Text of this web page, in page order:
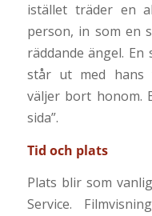
istället träder en
person, in som en
räddande ängel.
står ut med hans
väljer bort honom.
sida”.
Tid och plats
Plats blir som
Service.